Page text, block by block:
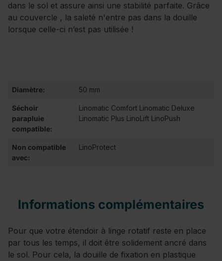
dans le sol et assure ainsi une stabilité parfaite. Grâce
au couvercle , la saleté n'entre pas dans la douille
lorsque celle-ci n’est pas utilisée !
Diamètre: 50 mm
Séchoir
parapluie
compatible:
Linomatic Comfort Linomatic Deluxe
Linomatic Plus LinoLift LinoPush
Non compatible
avec:
LinoProtect
Informations complémentaires
Pour que votre étendoir à linge rotatif reste en place
par tous les temps, il doit être solidement ancré dans
le sol. Pour cela, la douille de fixation en plastique